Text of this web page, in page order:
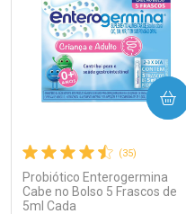
Ativar Desconto
Comprar sem Desconto
(35)
Probiótico Enterogermina
Cabe no Bolso 5 Frascos de
5ml Cada
COMPRAR